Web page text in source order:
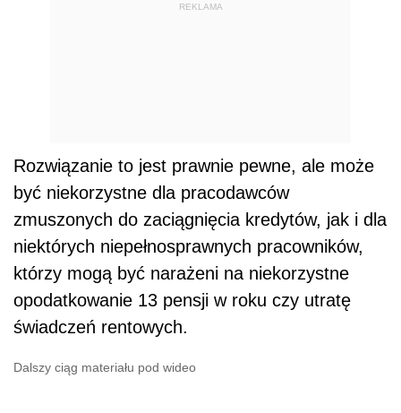
REKLAMA
Rozwiązanie to jest prawnie pewne, ale może
być niekorzystne dla pracodawców
zmuszonych do zaciągnięcia kredytów, jak i dla
niektórych niepełnosprawnych pracowników,
którzy mogą być narażeni na niekorzystne
opodatkowanie 13 pensji w roku czy utratę
świadczeń rentowych.
Dalszy ciąg materiału pod wideo